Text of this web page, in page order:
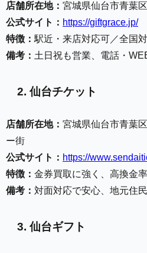
店舗所在地： 宮城県仙台市青葉
公式サイト： https://giftgrace.jp/
特徴： 駅近・来店対応可／全国
備考： 土日祝も営業、電話・
2. 仙台チケット
店舗所在地： 宮城県仙台市青葉
ー街
公式サイト： https://
特徴： 金券買取に強く、高換金
備考： 対面対応で安心、地元住
3. 仙台ギフト